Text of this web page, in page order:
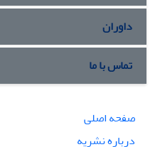
داوران
تماس با ما
صفحه اصلی
درباره نشریه